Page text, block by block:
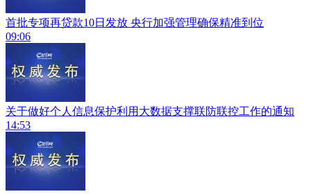
首批专项再贷款10日发放 央行加强管理确保精准到位
09:06
关于做好个人信息保护利用大数据支撑联防联控工作的通知
14:53